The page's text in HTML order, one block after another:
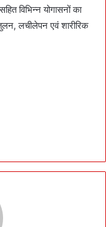
विभिन्न योगासनों का
लचीलेपन एवं शारीरिक